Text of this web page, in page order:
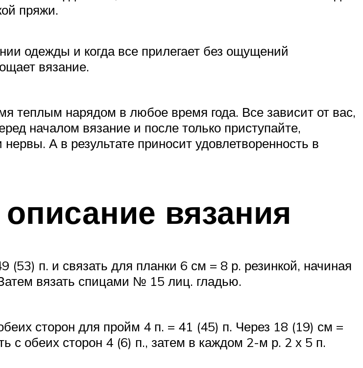
пряжи.
одежды и когда все прилегает без ощущений
вязание.
теплым нарядом в любое время года. Все зависит от вас,
началом вязание и после только приступайте,
А в результате приносит удовлетворенность в
вязания
п. и связать для планки 6 см = 8 р. резинкой, начиная
вязать спицами № 15 лиц. гладью.
сторон для пройм 4 п. = 41 (45) п. Через 18 (19) см =
с обеих сторон 4 (6) п., затем в каждом 2-м р. 2 х 5 п.